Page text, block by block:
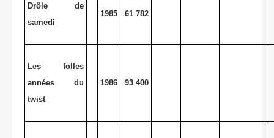
Drôle de
samedi
1985 61 782
Les folles
années du
twist
1986 93 400